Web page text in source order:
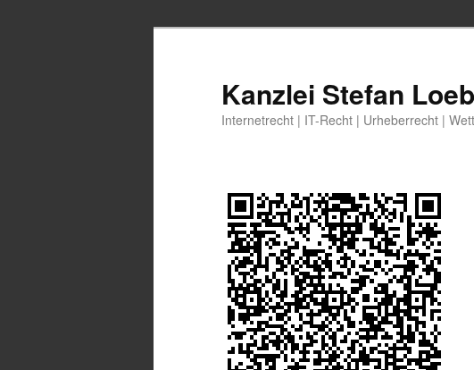
Kanzlei Stefan
Internetrecht | IT-Recht | Urheberrecht |